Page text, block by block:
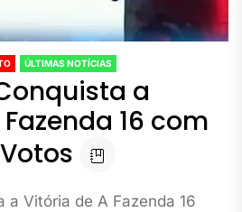
ÚLTIMAS NOTÍCIAS
a
16 com
a Vitória de A Fazenda 16